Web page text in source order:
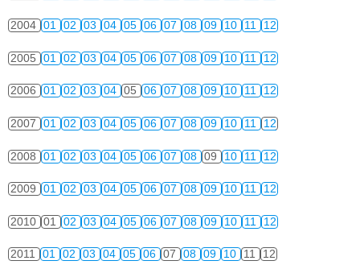
2004 01 02 03 04 05 06 07 08 09 10 11 12
2005 01 02 03 04 05 06 07 08 09 10 11 12
2006 01 02 03 04 05 06 07 08 09 10 11 12
2007 01 02 03 04 05 06 07 08 09 10 11 12
2008 01 02 03 04 05 06 07 08 09 10 11 12
2009 01 02 03 04 05 06 07 08 09 10 11 12
2010 01 02 03 04 05 06 07 08 09 10 11 12
2011 01 02 03 04 05 06 07 08 09 10 11 12